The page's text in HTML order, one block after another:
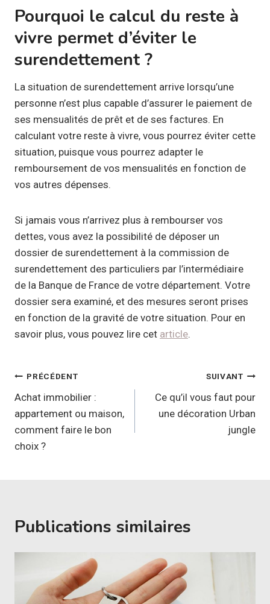
Pourquoi le calcul du reste à
vivre permet d’éviter le
surendettement ?
La situation de surendettement arrive lorsqu’une
personne n’est plus capable d’assurer le paiement de
ses mensualités de prêt et de ses factures. En
calculant votre reste à vivre, vous pourrez éviter cette
situation, puisque vous pourrez adapter le
remboursement de vos mensualités en fonction de
vos autres dépenses.
Si jamais vous n’arrivez plus à rembourser vos
dettes, vous avez la possibilité de déposer un
dossier de surendettement à la commission de
surendettement des particuliers par l’intermédiaire
de la Banque de France de votre département. Votre
dossier sera examiné, et des mesures seront prises
en fonction de la gravité de votre situation. Pour en
savoir plus, vous pouvez lire cet article.
Navigation
de
l’article
PRÉCÉDENT
Achat immobilier :
appartement ou maison,
comment faire le bon
choix ?
SUIVANT
Ce qu’il vous faut pour
une décoration Urban
jungle
Publications similaires